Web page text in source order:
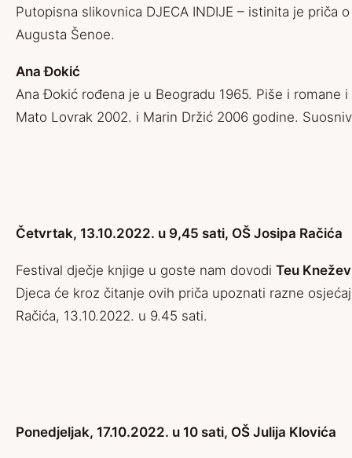
Putopisna slikovnica DJECA INDIJE – istinita je
Augusta Šenoe.
Ana Đokić
Ana Đokić rođena je u Beogradu 1965. Piše i
Mato Lovrak 2002. i Marin Držić 2006 godine.
Četvrtak, 13.10.2022. u 9,45 sati, OŠ Josipa Račića
Festival dječje knjige u goste nam dovodi Teu
Djeca će kroz čitanje ovih priča upoznati razne
Račića, 13.10.2022. u 9.45 sati.
Ponedjeljak, 17.10.2022. u 10 sati, OŠ Julija Klovića